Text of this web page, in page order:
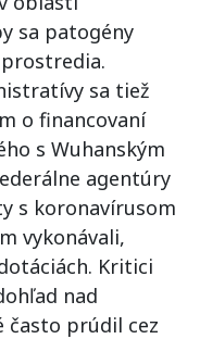
sa patogény
sa tiež
o financovaní
s Wuhanským
agentúry
s koronavírusom
vykonávali,
Kritici
nad
často prúdil cez